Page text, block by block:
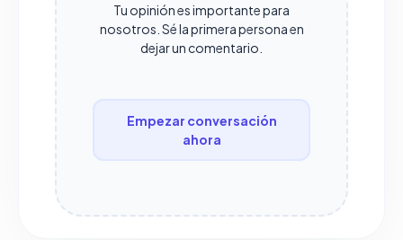
Tu opinión es importante para
nosotros. Sé la primera persona en
dejar un comentario.
Empezar conversación
ahora